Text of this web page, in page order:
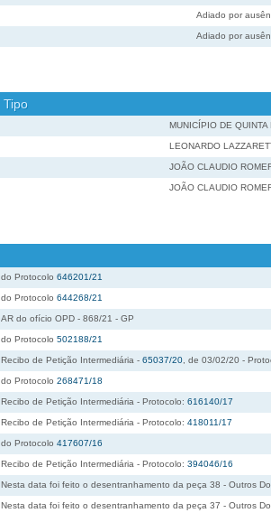
Adiado por
Adiado por
Tipo
MUNICÍPIO DE QUINTA
LEONARDO
JOÃO CLAUDIO
JOÃO CLAUDIO
do Protocolo 646201/21
do Protocolo 644268/21
AR do ofício OPD - 868/21 - GP
do Protocolo 502188/21
Recibo de Petição Intermediária - 65037/20 , de 03/02/20 -
do Protocolo 268471/18
Recibo de Petição Intermediária - Protocolo: 616140/17
Recibo de Petição Intermediária - Protocolo: 418011/17
do Protocolo 417607/16
Recibo de Petição Intermediária - Protocolo: 394046/16
Nesta data foi feito o desentranhamento da peça 38 - Outros
Nesta data foi feito o desentranhamento da peça 37 - Outros